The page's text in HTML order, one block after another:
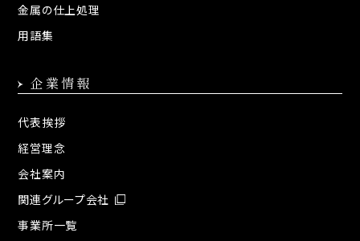
金属の仕上処理
用語集
企業情報
代表挨拶
経営理念
会社案内
関連グループ会社
事業所一覧